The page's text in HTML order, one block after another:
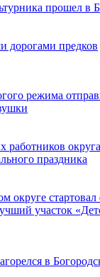
прошел в
дорогами предков
режима
работников
праздника
округе
участок
в